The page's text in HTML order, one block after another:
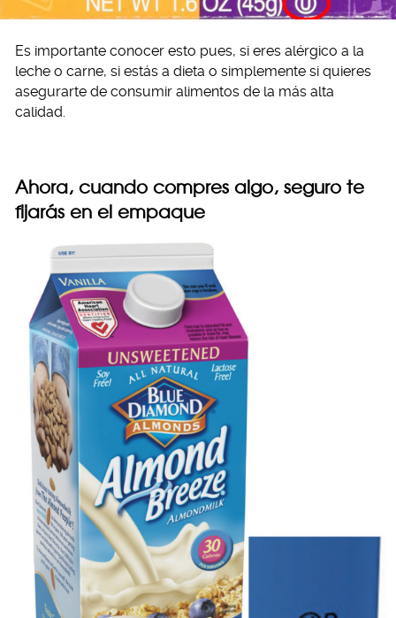
Es importante conocer esto pues, si eres alérgico a la
leche o carne, si estás a dieta o simplemente si quieres
asegurarte de consumir alimentos de la más alta
calidad.
Ahora, cuando compres algo, seguro te
fijarás en el empaque